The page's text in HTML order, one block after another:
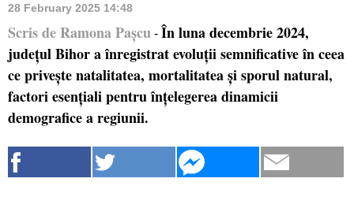
28 February 2025 14:48
Scris de Ramona Pașcu - În luna decembrie 2024,
județul Bihor a înregistrat evoluții semnificative în ceea
ce privește natalitatea, mortalitatea și sporul natural,
factori esențiali pentru înțelegerea dinamicii
demografice a regiunii.